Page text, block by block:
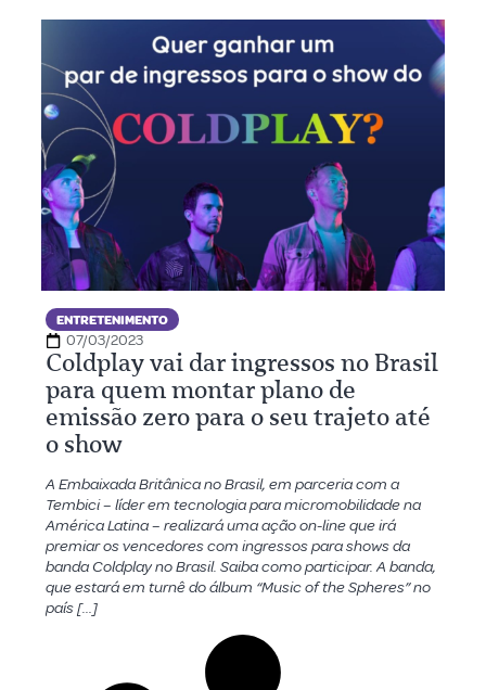
ENTRETENIMENTO
07/03/2023
Coldplay vai dar ingressos no Brasil
para quem montar plano de
emissão zero para o seu trajeto até
o show
A Embaixada Britânica no Brasil, em parceria com a
Tembici – líder em tecnologia para micromobilidade na
América Latina – realizará uma ação on-line que irá
premiar os vencedores com ingressos para shows da
banda Coldplay no Brasil. Saiba como participar. A banda,
que estará em turnê do álbum “Music of the Spheres” no
país […]